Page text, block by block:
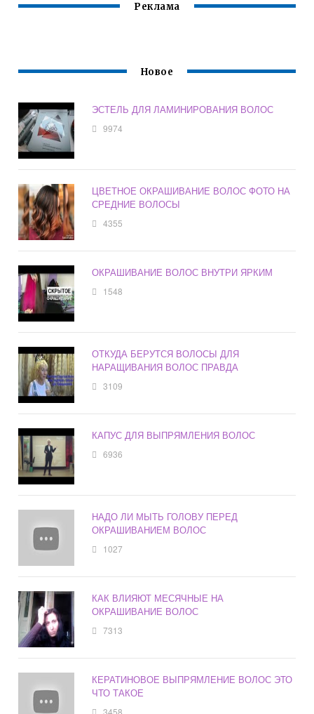
Реклама
Новое
ЭСТЕЛЬ ДЛЯ ЛАМИНИРОВАНИЯ ВОЛОС
9974
ЦВЕТНОЕ ОКРАШИВАНИЕ ВОЛОС ФОТО НА
СРЕДНИЕ ВОЛОСЫ
4355
ОКРАШИВАНИЕ ВОЛОС ВНУТРИ ЯРКИМ
1548
ОТКУДА БЕРУТСЯ ВОЛОСЫ ДЛЯ
НАРАЩИВАНИЯ ВОЛОС ПРАВДА
3109
КАПУС ДЛЯ ВЫПРЯМЛЕНИЯ ВОЛОС
6936
НАДО ЛИ МЫТЬ ГОЛОВУ ПЕРЕД
ОКРАШИВАНИЕМ ВОЛОС
1027
КАК ВЛИЯЮТ МЕСЯЧНЫЕ НА
ОКРАШИВАНИЕ ВОЛОС
7313
КЕРАТИНОВОЕ ВЫПРЯМЛЕНИЕ ВОЛОС ЭТО
ЧТО ТАКОЕ
3458